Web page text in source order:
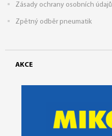
Zásady ochrany osobních údajů
Zpětný odběr pneumatik
AKCE